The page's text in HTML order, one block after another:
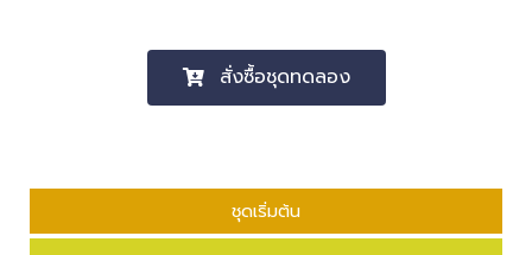
สั่งซื้อชุดทดลอง
ชุดเริ่มต้น